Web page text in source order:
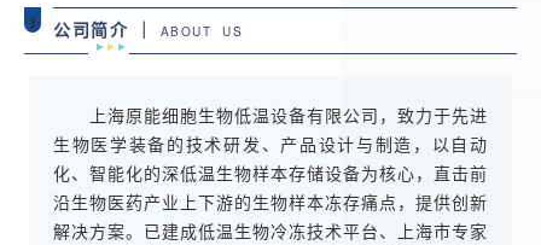
1 公司简介 ｜ ABOUT US
上海原能细胞生物低温设备有限公司，致力于先进
生物医学装备的技术研发、产品设计与制造，以自动
化、智能化的深低温生物样本存储设备为核心，直击前
沿生物医药产业上下游的生物样本冻存痛点，提供创新
解决方案。已建成低温生物冷冻技术平台、上海市专家